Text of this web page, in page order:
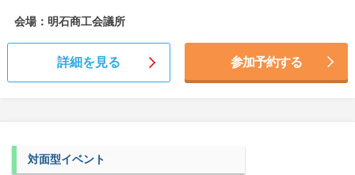
会場：明石商工会議所
詳細を見る 参加予約する
対面型イベント